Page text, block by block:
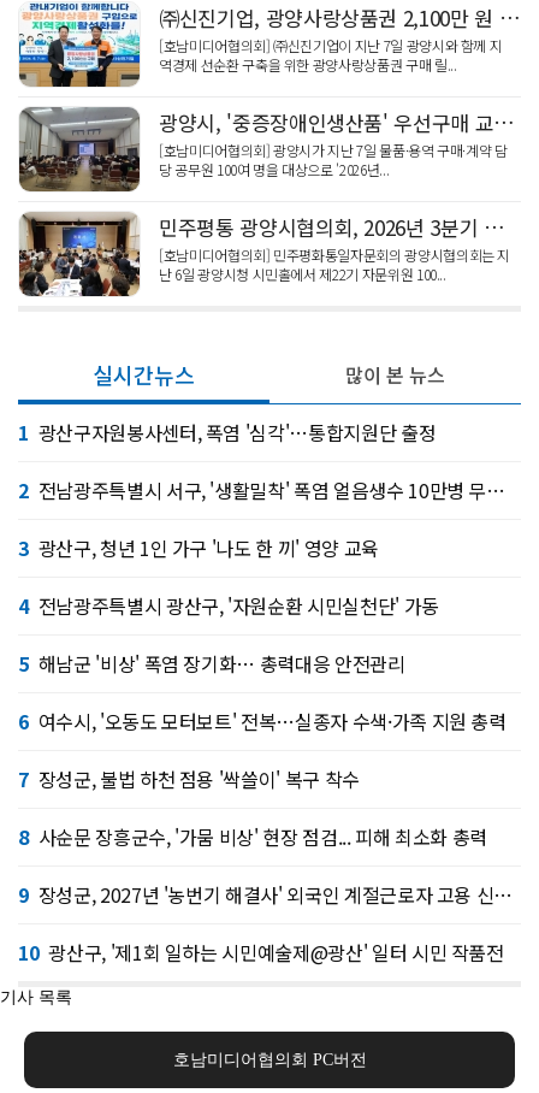
㈜신진기업, 광양사랑상품권 2,100만 원 '통큰' 구매 릴레이 동참
[호남미디어협의회] ㈜신진기업이 지난 7일 광양시와 함께 지
역경제 선순환 구축을 위한 광양사랑상품권 구매 릴...
광양시, '중증장애인생산품' 우선구매 교육…자립 기반 강화
[호남미디어협의회] 광양시가 지난 7일 물품·용역 구매·계약 담
당 공무원 100여 명을 대상으로 '2026년...
민주평통 광양시협의회, 2026년 3분기 정기회의 '평화 공존' 활발한 논의
[호남미디어협의회] 민주평화통일자문회의 광양시협의회는 지
난 6일 광양시청 시민홀에서 제22기 자문위원 100...
실시간뉴스
1 광산구자원봉사센터, 폭염 '심각'…통합지원단 출정
2 전남광주특별시 서구, '생활밀착' 폭염 얼음생수 10만병 무료 제공
3 광산구, 청년 1인 가구 '나도 한 끼' 영양 교육
4 전남광주특별시 광산구, '자원순환 시민실천단' 가동
5 해남군 '비상' 폭염 장기화… 총력대응 안전관리
6 여수시, '오동도 모터보트' 전복…실종자 수색·가족 지원 총력
7 장성군, 불법 하천 점용 '싹쓸이' 복구 착수
8 사순문 장흥군수, '가뭄 비상' 현장 점검... 피해 최소화 총력
9 장성군, 2027년 '농번기 해결사' 외국인 계절근로자 고용 신청접수
10 광산구, '제1회 일하는 시민예술제@광산' 일터 시민 작품전
많이 본 뉴스
기사 목록
호남미디어협의회 PC버전